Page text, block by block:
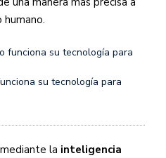
su tecnología para
la inteligencia